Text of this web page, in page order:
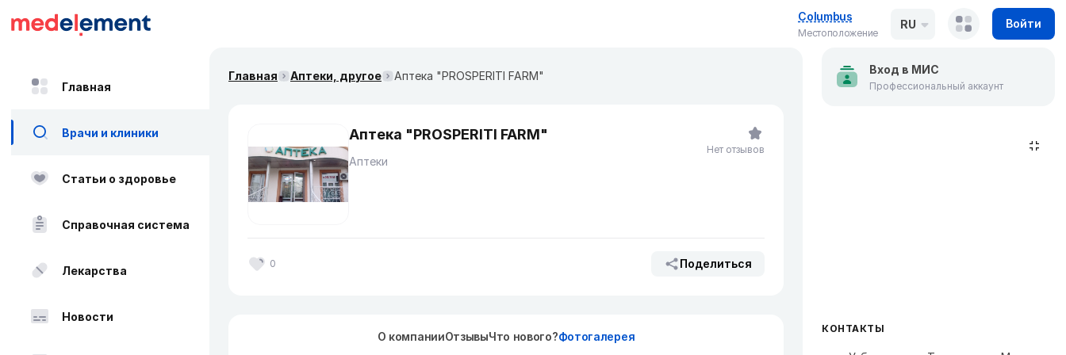
Columbus
Местоположение
RU Войти
Главная
Врачи и клиники
Статьи о здоровье
Справочная система
Лекарства
Новости
Главная Аптеки, другое Аптека "PROSPERITI FARM"
Аптека "PROSPERITI FARM"
Аптеки
0 Поделиться
Нет отзывов
О компанииОтзывыЧто нового?Фотогалерея
Вход в МИС
Профессиональный аккаунт
КОНТАКТЫ